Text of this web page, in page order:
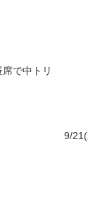
で中トリ
9/21(